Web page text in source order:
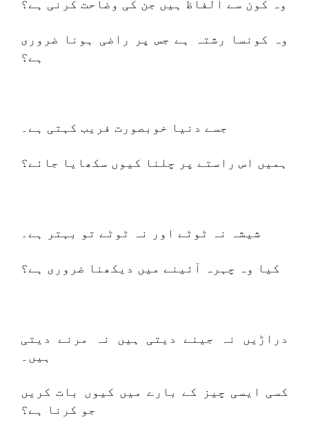
وہ کون سے الفاظ ہیں جن کی وضاحت کرنی ہے؟
وہ کونسا رشتہ ہے جس پر راضی ہونا ضروری
ہے؟
جسے دنیا خوبصورت فریب کہتی ہے۔
ہمیں اس راستے پر چلنا کیوں سکھایا جائے؟
شیشہ نہ ٹوٹے اور نہ ٹوٹے تو بہتر ہے۔
کیا وہ چہرہ آئینے میں دیکھنا ضروری ہے؟
دراڑیں نہ جینے دیتی ہیں نہ مرنے دیتی
ہیں۔
کسی ایسی چیز کے بارے میں کیوں بات کریں
جو کرنا ہے؟